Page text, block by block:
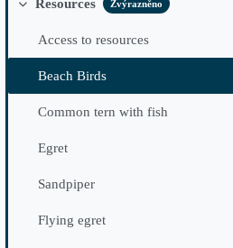
Sbalit
Resources Zvýrazněno
Access to resources
Beach Birds
Common tern with fish
Egret
Sandpiper
Flying egret